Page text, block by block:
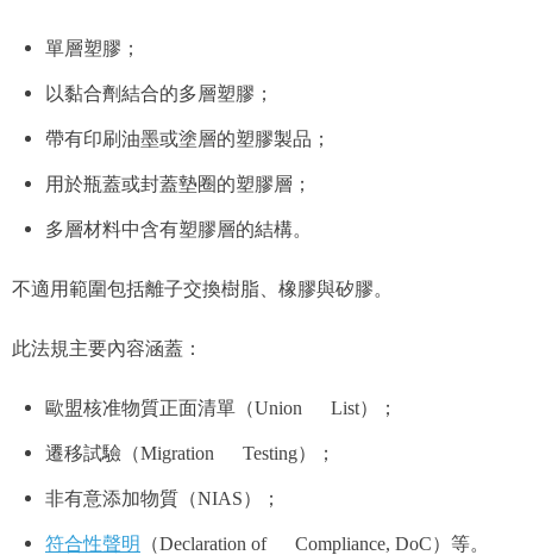
單層塑膠；
以黏合劑結合的多層塑膠；
帶有印刷油墨或塗層的塑膠製品；
用於瓶蓋或封蓋墊圈的塑膠層；
多層材料中含有塑膠層的結構。
不適用範圍包括離子交換樹脂、橡膠與矽膠。
此法規主要內容涵蓋：
歐盟核准物質正面清單（Union List）；
遷移試驗（Migration Testing）；
非有意添加物質（NIAS）；
符合性聲明 （Declaration of Compliance, DoC）等。